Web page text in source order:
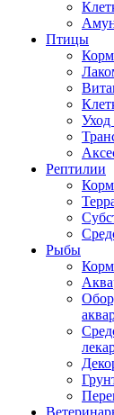
Птицы
Уход
Рептилии
Рыбы